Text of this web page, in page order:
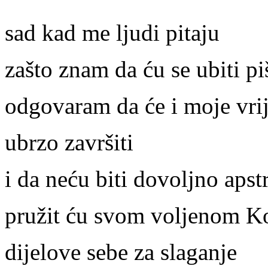
sad kad me ljudi pitaju
zašto znam da ću se ubiti
odgovaram da će i moje
ubrzo završiti
i da neću biti dovoljno
pružit ću svom voljenom
dijelove sebe za slaganje